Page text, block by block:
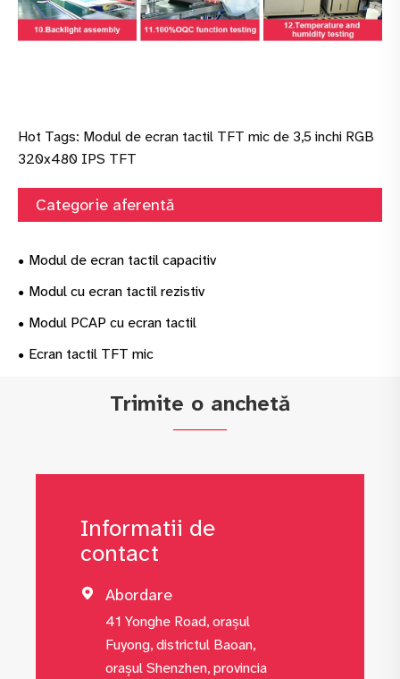
Hot Tags: Modul de ecran tactil TFT mic de 3,5 inchi RGB
320x480 IPS TFT
Categorie aferentă
Modul de ecran tactil capacitiv
Modul cu ecran tactil rezistiv
Modul PCAP cu ecran tactil
Ecran tactil TFT mic
Trimite o anchetă
Informatii de
contact
 Abordare
41 Yonghe Road, orașul
Fuyong, districtul Baoan,
orașul Shenzhen, provincia